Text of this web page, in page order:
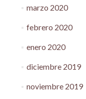
marzo 2020
febrero 2020
enero 2020
diciembre 2019
noviembre 2019